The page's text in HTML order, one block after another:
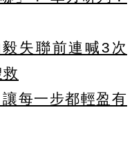
失聯前連喊3次
每一步都輕盈有